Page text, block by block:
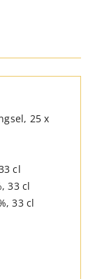
25 x
cl
33 cl
33 cl